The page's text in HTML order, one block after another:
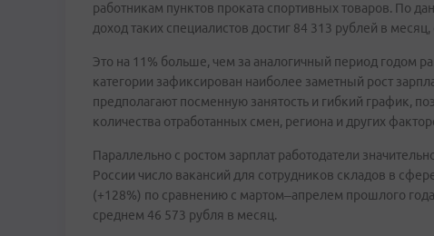
работникам пунктов проката спортивных товаров. По
доход таких специалистов достиг 84 313 рублей в
Это на 11% больше, чем за аналогичный период годом
категории зафиксирован наиболее заметный рост
предполагают посменную занятость и гибкий график,
количества отработанных смен, региона и других
Параллельно с ростом зарплат работодатели
России число вакансий для сотрудников складов в
(+128%) по сравнению с мартом–апрелем прошлого
среднем 46 573 рубля в месяц.